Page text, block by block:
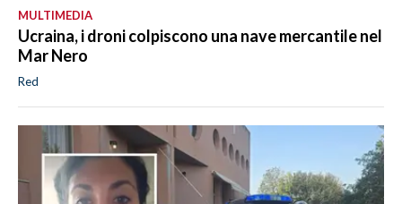
MULTIMEDIA
Ucraina, i droni colpiscono una nave mercantile nel
Mar Nero
Red